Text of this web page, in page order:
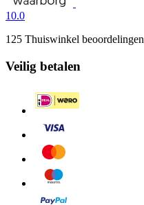
10.0
125 Thuiswinkel beoordelingen
Veilig betalen